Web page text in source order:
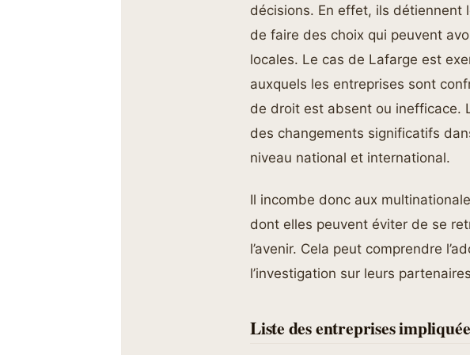
décisions. En effet, ils détiennent
de faire des choix qui peuvent
locales. Le cas de Lafarge est
auxquels les entreprises sont
de droit est absent ou inefficace.
des changements significatifs
niveau national et international.
Il incombe donc aux
dont elles peuvent éviter de se
l’avenir. Cela peut comprendre
l’investigation sur leurs
Liste des entreprises